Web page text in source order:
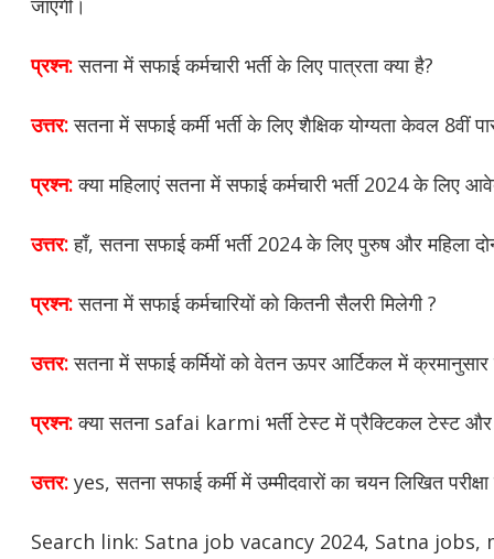
प्रश्न:सतना में सफाई कर्मचारी भर्ती के लिए पात्रता क्या है?
उत्तर:सतना में सफाई कर्मी भर्ती के लिए शैक्षिक योग्यता केवल 8वीं
प्रश्न:क्या महिलाएं सतना में सफाई कर्मचारी भर्ती 2024 के लिए
उत्तर:हाँ, सतना सफाई कर्मी भर्ती 2024 के लिए पुरुष और
प्रश्न:सतना में सफाई कर्मचारियों को कितनी सैलरी मिलेगी ?
उत्तर:सतना में सफाई कर्मियों को वेतन ऊपर आर्टिकल में क्रमानुसार
प्रश्न:क्या सतना safai karmi भर्ती टेस्ट में प्रैक्टिकल टेस्ट और
उत्तर: yes, सतना सफाई कर्मी में उम्मीदवारों का चयन लिखित
Search link: Satna job vacancy 2024, Satna